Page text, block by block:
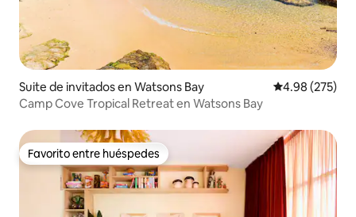
Suite de invitados en Watsons Bay Calificación
4.98 (275)
Camp Cove Tropical Retreat en Watsons Bay
Favorito entre huéspedes
Favorito entre huéspedes